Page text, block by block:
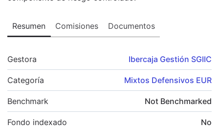
Resumen Comisiones Documentos
Gestora Ibercaja Gestión SGIIC
Categoría Mixtos Defensivos EUR
Benchmark Not Benchmarked
Fondo indexado No